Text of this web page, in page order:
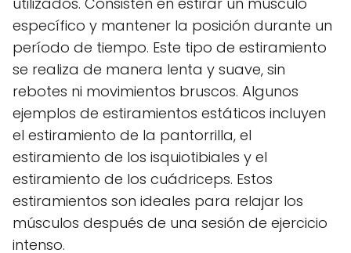
específico y mantener la posición durante un
período de tiempo. Este tipo de estiramiento
se realiza de manera lenta y suave, sin
rebotes ni movimientos bruscos. Algunos
ejemplos de estiramientos estáticos incluyen
el estiramiento de la pantorrilla, el
estiramiento de los isquiotibiales y el
estiramiento de los cuádriceps. Estos
estiramientos son ideales para relajar los
músculos después de una sesión de ejercicio
intenso.